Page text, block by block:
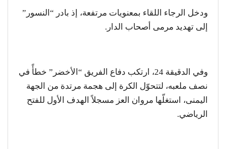
ودخل الرجاء اللقاء بمعنويات مرتفعة، إذ بادر “النسور”
إلى تهديد مرمى أصحاب الدار.
وفي الدقيقة 24، ارتكب دفاع الفريق “الأخضر” خطأً في
نصف ملعبه، لتتحوّل الكرة إلى هجمة مرتدة من الجهة
اليمنى، استغلّها مروان العز مسجلاً الهدف الأول للفتح
الرياضي.